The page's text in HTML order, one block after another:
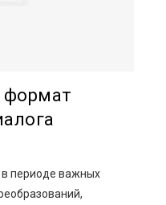
формат
в периоде важных